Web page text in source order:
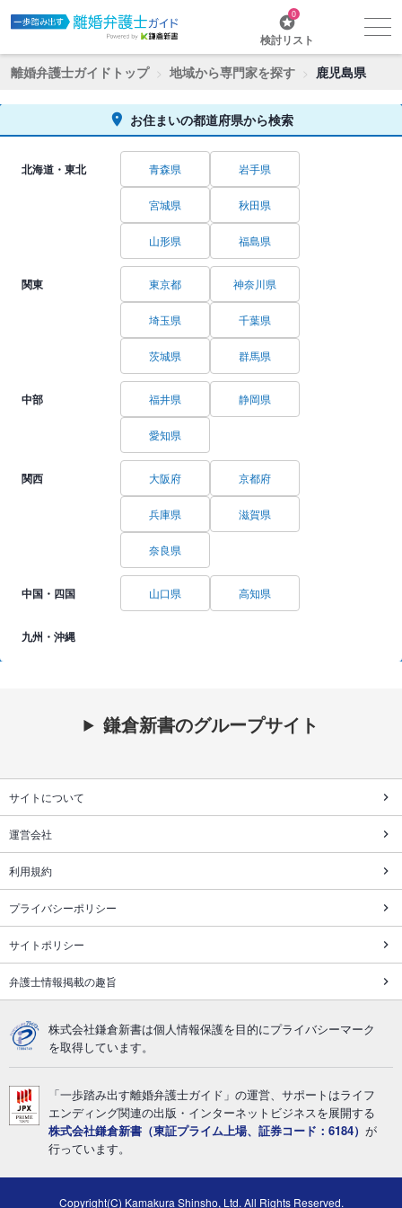
0
検討リスト
離婚弁護士ガイドトップ 地域から専門家を探す 鹿児島県
お住まいの都道府県から検索
北海道・東北 青森県 岩手県
宮城県 秋田県
山形県 福島県
関東 東京都 神奈川県
埼玉県 千葉県
茨城県 群馬県
中部 福井県 静岡県
愛知県
関西 大阪府 京都府
兵庫県 滋賀県
奈良県
中国・四国 山口県 高知県
九州・沖縄
鎌倉新書のグループサイト
サイトについて
運営会社
利用規約
プライバシーポリシー
サイトポリシー
弁護士情報掲載の趣旨
株式会社鎌倉新書は個人情報保護を目的にプライバシーマーク
を取得しています。
「一歩踏み出す離婚弁護士ガイド」の運営、サポートはライフ
エンディング関連の出版・インターネットビジネスを展開する
株式会社鎌倉新書（東証プライム上場、証券コード：6184） が
行っています。
Copyright(C) Kamakura Shinsho, Ltd. All Rights Reserved.